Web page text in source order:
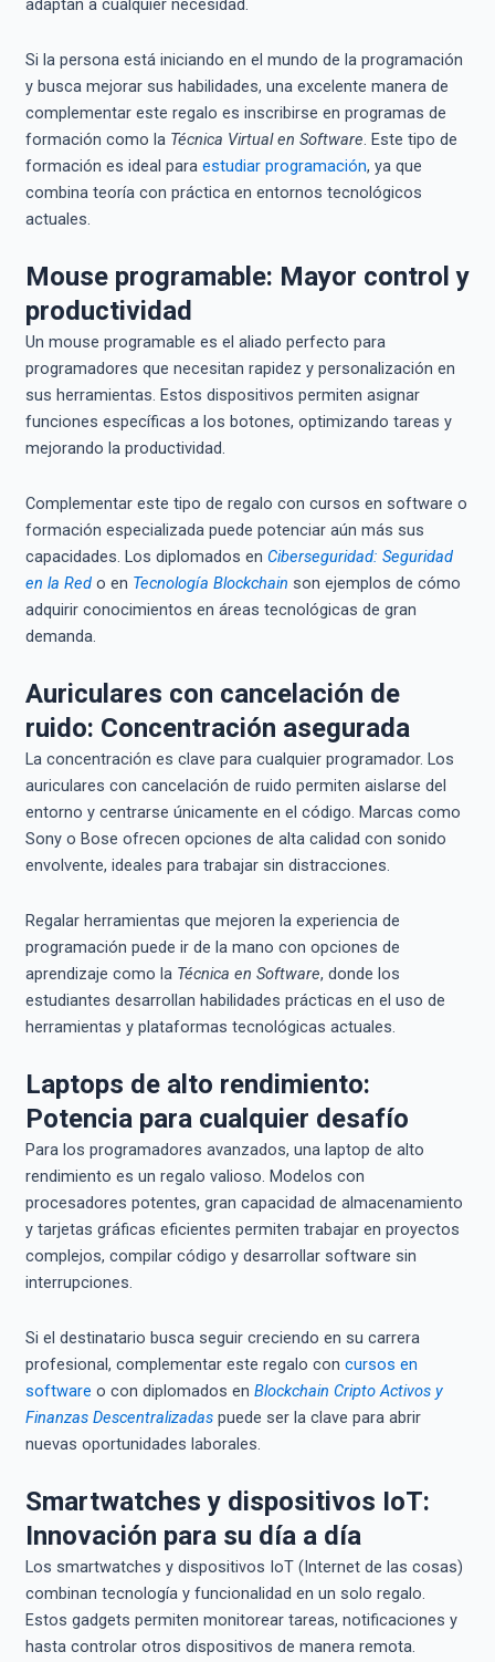
adaptan a cualquier necesidad.
Si la persona está iniciando en el mundo de la programación
y busca mejorar sus habilidades, una excelente manera de
complementar este regalo es inscribirse en programas de
formación como la Técnica Virtual en Software. Este tipo de
formación es ideal para estudiar programación, ya que
combina teoría con práctica en entornos tecnológicos
actuales.
Mouse programable: Mayor control y
productividad
Un mouse programable es el aliado perfecto para
programadores que necesitan rapidez y personalización en
sus herramientas. Estos dispositivos permiten asignar
funciones específicas a los botones, optimizando tareas y
mejorando la productividad.
Complementar este tipo de regalo con cursos en software o
formación especializada puede potenciar aún más sus
capacidades. Los diplomados en Ciberseguridad: Seguridad
en la Redo en Tecnología Blockchain son ejemplos de cómo
adquirir conocimientos en áreas tecnológicas de gran
demanda.
Auriculares con cancelación de
ruido: Concentración asegurada
La concentración es clave para cualquier programador. Los
auriculares con cancelación de ruido permiten aislarse del
entorno y centrarse únicamente en el código. Marcas como
Sony o Bose ofrecen opciones de alta calidad con sonido
envolvente, ideales para trabajar sin distracciones.
Regalar herramientas que mejoren la experiencia de
programación puede ir de la mano con opciones de
aprendizaje como la Técnica en Software, donde los
estudiantes desarrollan habilidades prácticas en el uso de
herramientas y plataformas tecnológicas actuales.
Laptops de alto rendimiento:
Potencia para cualquier desafío
Para los programadores avanzados, una laptop de alto
rendimiento es un regalo valioso. Modelos con
procesadores potentes, gran capacidad de almacenamiento
y tarjetas gráficas eficientes permiten trabajar en proyectos
complejos, compilar código y desarrollar software sin
interrupciones.
Si el destinatario busca seguir creciendo en su carrera
profesional, complementar este regalo con cursos en
software o con diplomados en Blockchain Cripto Activos y
Finanzas Descentralizadaspuede ser la clave para abrir
nuevas oportunidades laborales.
Smartwatches y dispositivos IoT:
Innovación para su día a día
Los smartwatches y dispositivos IoT (Internet de las cosas)
combinan tecnología y funcionalidad en un solo regalo.
Estos gadgets permiten monitorear tareas, notificaciones y
hasta controlar otros dispositivos de manera remota.